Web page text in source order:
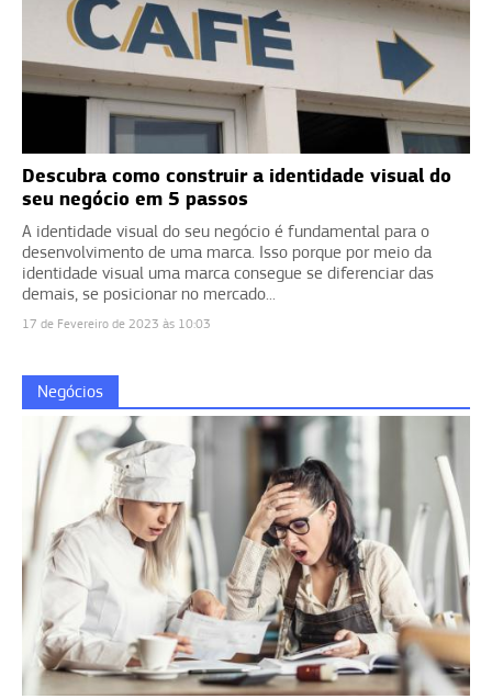
Descubra como construir a identidade visual do
seu negócio em 5 passos
A identidade visual do seu negócio é fundamental para o
desenvolvimento de uma marca. Isso porque por meio da
identidade visual uma marca consegue se diferenciar das
demais, se posicionar no mercado...
17 de Fevereiro de 2023 às 10:03
Negócios